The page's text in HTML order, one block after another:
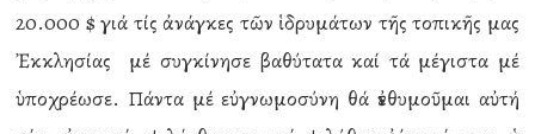
20.000 $ γιά τίς ἀνάγκες τῶν ἱδρυμάτων τῆς τοπικῆς μας
Ἐκκλησίας μέ συγκίνησε βαθύτατα καί τά μέγιστα μέ
ὑποχρέωσε. Πάντα μέ εὐγνωμοσύνη θά ἐνθυμοῦμαι αὐτή